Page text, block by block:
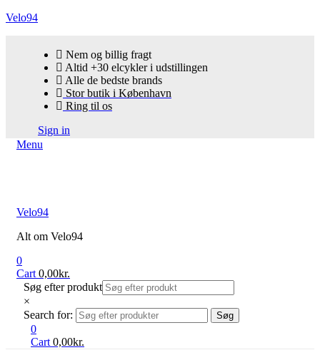
Velo94
Nem og billig fragt
Altid +30 elcykler i udstillingen
Alle de bedste brands
Stor butik i København
Ring til os
Sign in
Menu
Velo94
Alt om Velo94
0
Cart 0,00kr.
Søg efter produkt
×
Search for:
Søg
0
Cart 0,00kr.